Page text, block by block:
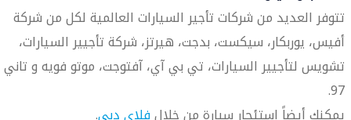
تتوفر العديد من شركات تأجير السيارات العالمية لكل من شركة
أفيس، يوربكار، سيكست، بدجت، هيرتز، شركة تأجيير السيارات،
تشويس لتأجيير السيارات، تي بي آي، آفتوجت، موتو فويه و تاني
97.
يمكنك أيضاً استئجار سيارة من خلالفلاي دبي.